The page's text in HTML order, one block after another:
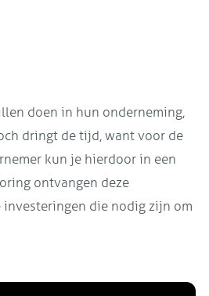
doen in hun onderneming,
dringt de tijd, want voor de
kun je hierdoor in een
ontvangen deze
die nodig zijn om